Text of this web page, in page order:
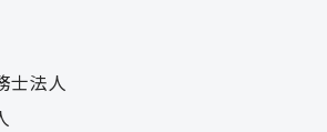
士法人